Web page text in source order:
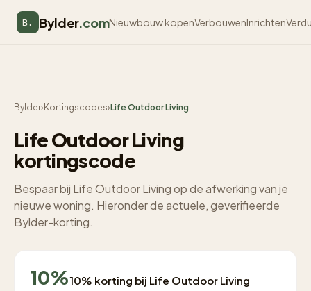
B. Bylder.comNieuwbouw kopenVerbouwenInrichten
Bylder› Kortingscodes›Life Outdoor Living
Life Outdoor Living
kortingscode
Bespaar bij Life Outdoor Living op de afwerking van je
nieuwe woning. Hieronder de actuele, geverifieerde
Bylder-korting.
10%10% korting bij Life Outdoor Living